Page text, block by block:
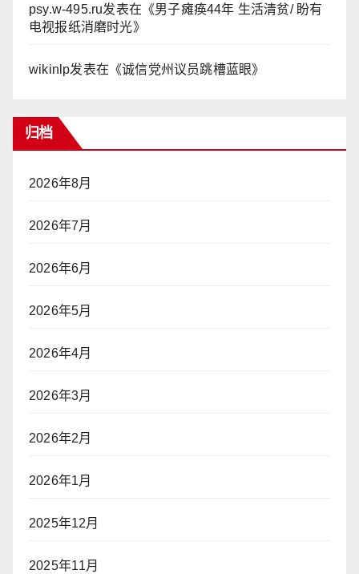
psy.w-495.ru发表在《男子瘫痪44年 生活清贫/ 盼有
电视报纸消磨时光》
wikinlp发表在《诚信党州议员跳槽蓝眼》
归档
2026年8月
2026年7月
2026年6月
2026年5月
2026年4月
2026年3月
2026年2月
2026年1月
2025年12月
2025年11月